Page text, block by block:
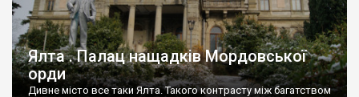
Ялта . Палац нащадків Мордовської
орди
Дивне місто все таки Ялта. Такого контрасту між багатством